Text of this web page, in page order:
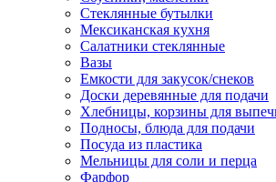
Стеклянные бутылки
Мексиканская кухня
Салатники стеклянные
Вазы
Емкости для закусок/снеков
Доски деревянные для подачи
Хлебницы, корзины для
Подносы, блюда для подачи
Посуда из пластика
Мельницы для соли и перца
Фарфор